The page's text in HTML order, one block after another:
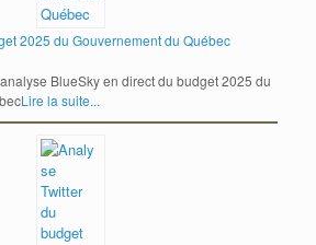
2025 du Gouvernement du Québec
BlueSky en direct du budget 2025 du
Lire la suite...